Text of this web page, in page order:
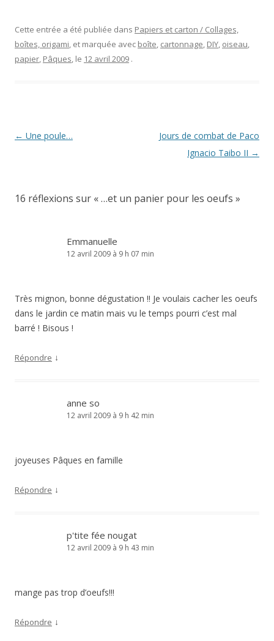
Cette entrée a été publiée dans Papiers et carton / Collages,
boîtes, origami, et marquée avec boîte, cartonnage, DIY, oiseau,
papier, Pâques, le 12 avril 2009 .
Navigation
← Une poule…
Jours de combat de Paco
Ignacio Taibo II →
16 réflexions sur «…et un panier pour les oeufs »
Emmanuelle
12 avril 2009 à 9 h 07 min
Très mignon, bonne dégustation !! Je voulais cacher les oeufs
dans le jardin ce matin mais vu le temps pourri c’est mal
barré ! Bisous !
Répondre ↓
anne so
12 avril 2009 à 9 h 42 min
joyeuses Pâques en famille
Répondre ↓
p'tite fée nougat
12 avril 2009 à 9 h 43 min
mange pas trop d’oeufs!!!
Répondre ↓